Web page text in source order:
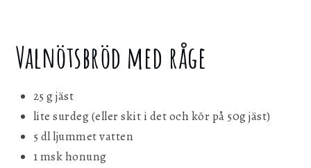
Valnötsbröd med råge
25 g jäst
lite surdeg (eller skit i det och kör på 50g jäst)
5 dl ljummet vatten
1 msk honung